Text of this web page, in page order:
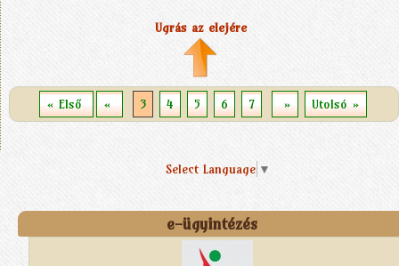
Ugrás az elejére
« Első « 3 4 5 6 7 » Utolsó »
Select Language ▼
e-ügyintézés